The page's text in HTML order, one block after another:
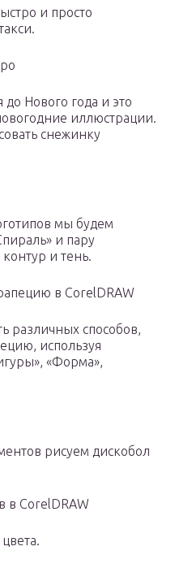
и просто
до Нового года и это
иллюстрации.
снежинку
мы будем
и пару
и тень.
в CorelDRAW
различных способов,
используя
«Форма»,
рисуем дискобол
в CorelDRAW